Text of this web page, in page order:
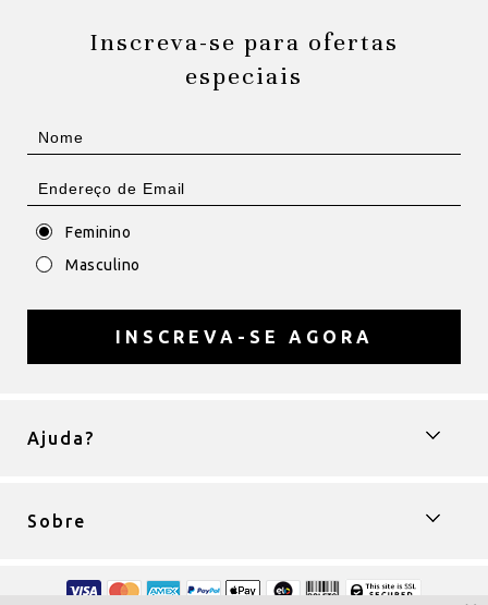
Inscreva-se para ofertas
especiais
Feminino
Masculino
INSCREVA-SE AGORA
Ajuda?
Sobre